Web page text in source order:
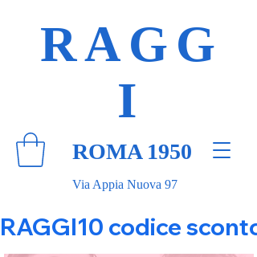
Via Appia Nuova 97
RAGG
I
ROMA 1950
RAGGI10 codice